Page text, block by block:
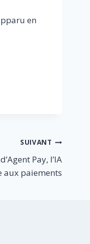
en
SUIVANT
Pay, l’IA
aux paiements